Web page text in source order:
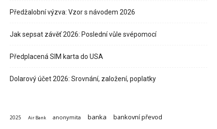
Předžalobní výzva: Vzor s návodem 2026
Jak sepsat závěť 2026: Poslední vůle svépomocí
Předplacená SIM karta do USA
Dolarový účet 2026: Srovnání, založení, poplatky
2025 Air Bank anonymita banka bankovní převod